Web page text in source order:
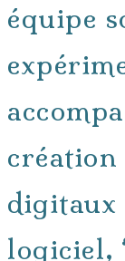
équipe
création
digitaux
logiciel,